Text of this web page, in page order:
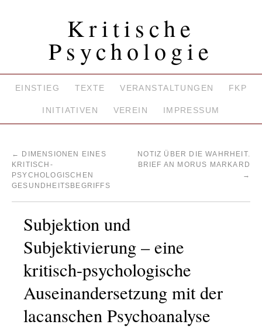
Kritische
Psychologie
EINSTIEG TEXTE VERANSTALTUNGEN FKP
INITIATIVEN VEREIN IMPRESSUM
←
DIMENSIONEN EINES
KRITISCH-
PSYCHOLOGISCHEN
GESUNDHEITSBEGRIFFS
NOTIZ ÜBER DIE WAHRHEIT.
BRIEF AN MORUS MARKARD
→
Subjektion und
Subjektivierung – eine
kritisch-psychologische
Auseinandersetzung mit der
lacanschen Psychoanalyse